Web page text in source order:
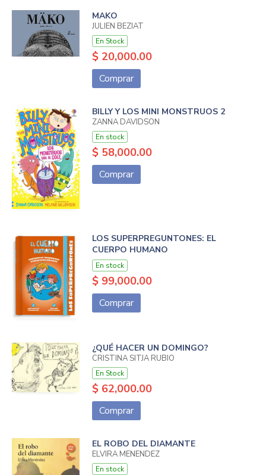
MAKO
JULIEN BEZIAT
En Stock
$ 20,000.00
Comprar
BILLY Y LOS MINI MONSTRUOS 2
ZANNA DAVIDSON
En stock
$ 58,000.00
Comprar
LOS SUPERPREGUNTONES: EL
CUERPO HUMANO
En stock
$ 99,000.00
Comprar
¿QUÉ HACER UN DOMINGO?
CRISTINA SITJA RUBIO
En Stock
$ 62,000.00
Comprar
EL ROBO DEL DIAMANTE
ELVIRA MENENDEZ
En stock